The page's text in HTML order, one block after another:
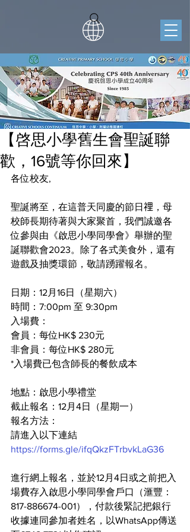
【啓思小學舊生會聖誕聯
歡，16號等你回來】
各位校友,
聖誕將至，在這普天同慶的節日𥚃，母
校師長期待著與大家聚首，我們誠邀各
位參與由《啟思小學同學會》舉辦的聖
誕聯歡會2023。除了各式美食外，還有
遊戲及抽獎環節，敬請踴躍報名。
日期：12月16日（星期六）
時間：7:00pm 至 9:30pm
入場費：
會員：每位HK$ 230元
非會員：每位HK$ 280元
*入場費已包含師長的餐飲成本
地點：啟思小學禮堂
截止報名：12月4日（星期一）
報名方法：
請進入以下連結
https://forms.gle/ifqQkzFTrbvkLaG36
進行網上報名，並於12月4日或之前把入
場費存入啟思小學同學會戶口（滙豐：
817-886674-001），付款後緊記把銀行
收據連同參加者姓名，以WhatsApp傳送